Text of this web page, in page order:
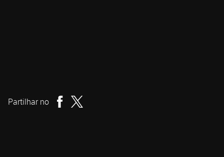
Partilhar no